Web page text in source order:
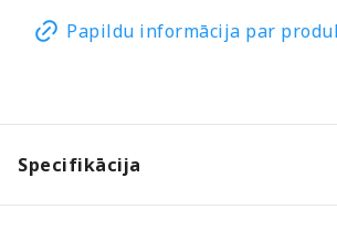
Papildu informācija par
Specifikācija